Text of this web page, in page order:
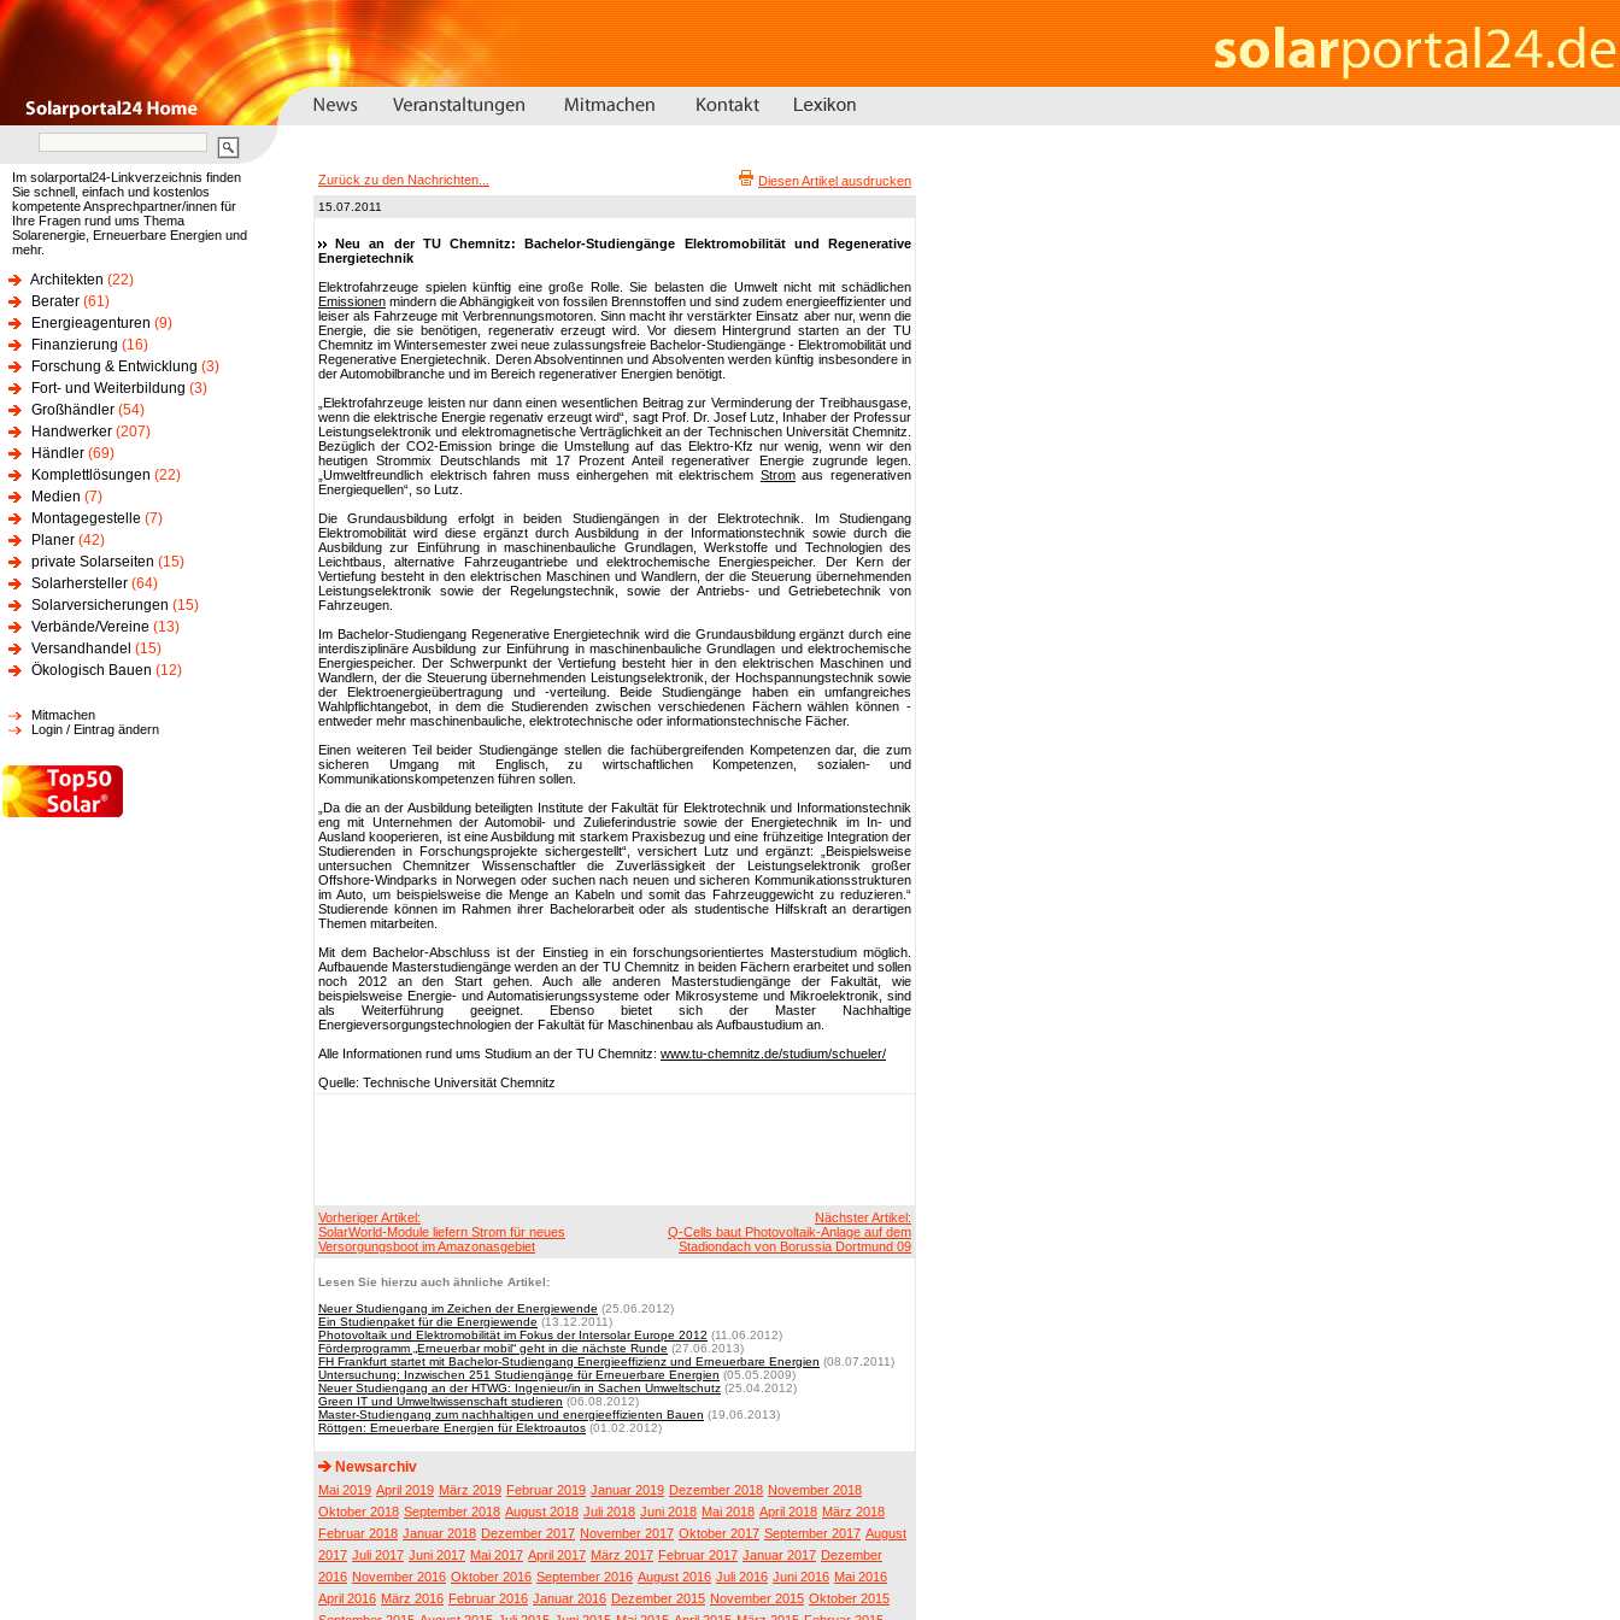
Im solarportal24-Linkverzeichnis finden
Sie schnell, einfach und kostenlos
kompetente Ansprechpartner/innen für
Ihre Fragen rund ums Thema
Solarenergie, Erneuerbare Energien und
mehr.
Architekten (22)
Berater (61)
Energieagenturen (9)
Finanzierung (16)
Forschung & Entwicklung (3)
Fort- und Weiterbildung (3)
Großhändler (54)
Handwerker (207)
Händler (69)
Komplettlösungen (22)
Medien (7)
Montagegestelle (7)
Planer (42)
private Solarseiten (15)
Solarhersteller (64)
Solarversicherungen (15)
Verbände/Vereine (13)
Versandhandel (15)
Ökologisch Bauen (12)
Mitmachen
Login / Eintrag ändern
Zurück zu den Nachrichten... Diesen Artikel ausdrucken
15.07.2011
Neu an der TU Chemnitz: Bachelor-Studiengänge Elektromobilität und Regenerative
Energietechnik
Elektrofahrzeuge spielen künftig eine große Rolle. Sie belasten die Umwelt nicht mit schädlichen
Emissionen mindern die Abhängigkeit von fossilen Brennstoffen und sind zudem energieeffizienter und
leiser als Fahrzeuge mit Verbrennungsmotoren. Sinn macht ihr verstärkter Einsatz aber nur, wenn die
Energie, die sie benötigen, regenerativ erzeugt wird. Vor diesem Hintergrund starten an der TU
Chemnitz im Wintersemester zwei neue zulassungsfreie Bachelor-Studiengänge - Elektromobilität und
Regenerative Energietechnik. Deren Absolventinnen und Absolventen werden künftig insbesondere in
der Automobilbranche und im Bereich regenerativer Energien benötigt.
„Elektrofahrzeuge leisten nur dann einen wesentlichen Beitrag zur Verminderung der Treibhausgase,
wenn die elektrische Energie regenativ erzeugt wird“, sagt Prof. Dr. Josef Lutz, Inhaber der Professur
Leistungselektronik und elektromagnetische Verträglichkeit an der Technischen Universität Chemnitz.
Bezüglich der CO2-Emission bringe die Umstellung auf das Elektro-Kfz nur wenig, wenn wir den
heutigen Strommix Deutschlands mit 17 Prozent Anteil regenerativer Energie zugrunde legen.
„Umweltfreundlich elektrisch fahren muss einhergehen mit elektrischem Stromaus regenerativen
Energiequellen“, so Lutz.
Die Grundausbildung erfolgt in beiden Studiengängen in der Elektrotechnik. Im Studiengang
Elektromobilität wird diese ergänzt durch Ausbildung in der Informationstechnik sowie durch die
Ausbildung zur Einführung in maschinenbauliche Grundlagen, Werkstoffe und Technologien des
Leichtbaus, alternative Fahrzeugantriebe und elektrochemische Energiespeicher. Der Kern der
Vertiefung besteht in den elektrischen Maschinen und Wandlern, der die Steuerung übernehmenden
Leistungselektronik sowie der Regelungstechnik, sowie der Antriebs- und Getriebetechnik von
Fahrzeugen.
Im Bachelor-Studiengang Regenerative Energietechnik wird die Grundausbildung ergänzt durch eine
interdisziplinäre Ausbildung zur Einführung in maschinenbauliche Grundlagen und elektrochemische
Energiespeicher. Der Schwerpunkt der Vertiefung besteht hier in den elektrischen Maschinen und
Wandlern, der die Steuerung übernehmenden Leistungselektronik, der Hochspannungstechnik sowie
der Elektroenergieübertragung und -verteilung. Beide Studiengänge haben ein umfangreiches
Wahlpflichtangebot, in dem die Studierenden zwischen verschiedenen Fächern wählen können -
entweder mehr maschinenbauliche, elektrotechnische oder informationstechnische Fächer.
Einen weiteren Teil beider Studiengänge stellen die fachübergreifenden Kompetenzen dar, die zum
sicheren Umgang mit Englisch, zu wirtschaftlichen Kompetenzen, sozialen- und
Kommunikationskompetenzen führen sollen.
„Da die an der Ausbildung beteiligten Institute der Fakultät für Elektrotechnik und Informationstechnik
eng mit Unternehmen der Automobil- und Zulieferindustrie sowie der Energietechnik im In- und
Ausland kooperieren, ist eine Ausbildung mit starkem Praxisbezug und eine frühzeitige Integration der
Studierenden in Forschungsprojekte sichergestellt“, versichert Lutz und ergänzt: „Beispielsweise
untersuchen Chemnitzer Wissenschaftler die Zuverlässigkeit der Leistungselektronik großer
Offshore-Windparks in Norwegen oder suchen nach neuen und sicheren Kommunikationsstrukturen
im Auto, um beispielsweise die Menge an Kabeln und somit das Fahrzeuggewicht zu reduzieren.“
Studierende können im Rahmen ihrer Bachelorarbeit oder als studentische Hilfskraft an derartigen
Themen mitarbeiten.
Mit dem Bachelor-Abschluss ist der Einstieg in ein forschungsorientiertes Masterstudium möglich.
Aufbauende Masterstudiengänge werden an der TU Chemnitz in beiden Fächern erarbeitet und sollen
noch 2012 an den Start gehen. Auch alle anderen Masterstudiengänge der Fakultät, wie
beispielsweise Energie- und Automatisierungssysteme oder Mikrosysteme und Mikroelektronik, sind
als Weiterführung geeignet. Ebenso bietet sich der Master Nachhaltige
Energieversorgungstechnologien der Fakultät für Maschinenbau als Aufbaustudium an.
Alle Informationen rund ums Studium an der TU Chemnitz: www.tu-chemnitz.de/studium/schueler/
Quelle: Technische Universität Chemnitz
Vorheriger Artikel:
SolarWorld-Module liefern Strom für neues
Versorgungsboot im Amazonasgebiet
Nächster Artikel:
Q-Cells baut Photovoltaik-Anlage auf dem
Stadiondach von Borussia Dortmund 09
Lesen Sie hierzu auch ähnliche Artikel:
Neuer Studiengang im Zeichen der Energiewende (25.06.2012)
Ein Studienpaket für die Energiewende (13.12.2011)
Photovoltaik und Elektromobilität im Fokus der Intersolar Europe 2012 (11.06.2012)
Förderprogramm „Erneuerbar mobil“ geht in die nächste Runde (27.06.2013)
FH Frankfurt startet mit Bachelor-Studiengang Energieeffizienz und Erneuerbare Energien (08.07.2011)
Untersuchung: Inzwischen 251 Studiengänge für Erneuerbare Energien (05.05.2009)
Neuer Studiengang an der HTWG: Ingenieur/in in Sachen Umweltschutz (25.04.2012)
Green IT und Umweltwissenschaft studieren (06.08.2012)
Master-Studiengang zum nachhaltigen und energieeffizienten Bauen (19.06.2013)
Röttgen: Erneuerbare Energien für Elektroautos (01.02.2012)
Newsarchiv
Mai 2019 April 2019 März 2019 Februar 2019 Januar 2019 Dezember 2018 November 2018
Oktober 2018 September 2018 August 2018 Juli 2018 Juni 2018 Mai 2018 April 2018 März 2018
Februar 2018 Januar 2018 Dezember 2017 November 2017 Oktober 2017 September 2017 August
2017 Juli 2017 Juni 2017 Mai 2017 April 2017 März 2017 Februar 2017 Januar 2017 Dezember
2016 November 2016 Oktober 2016 September 2016 August 2016 Juli 2016 Juni 2016 Mai 2016
April 2016 März 2016 Februar 2016 Januar 2016 Dezember 2015 November 2015 Oktober 2015